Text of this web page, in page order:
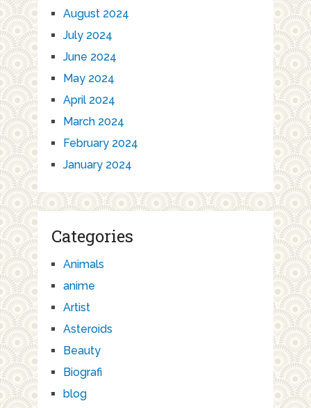
August 2024
July 2024
June 2024
May 2024
April 2024
March 2024
February 2024
January 2024
Categories
Animals
anime
Artist
Asteroids
Beauty
Biografi
blog